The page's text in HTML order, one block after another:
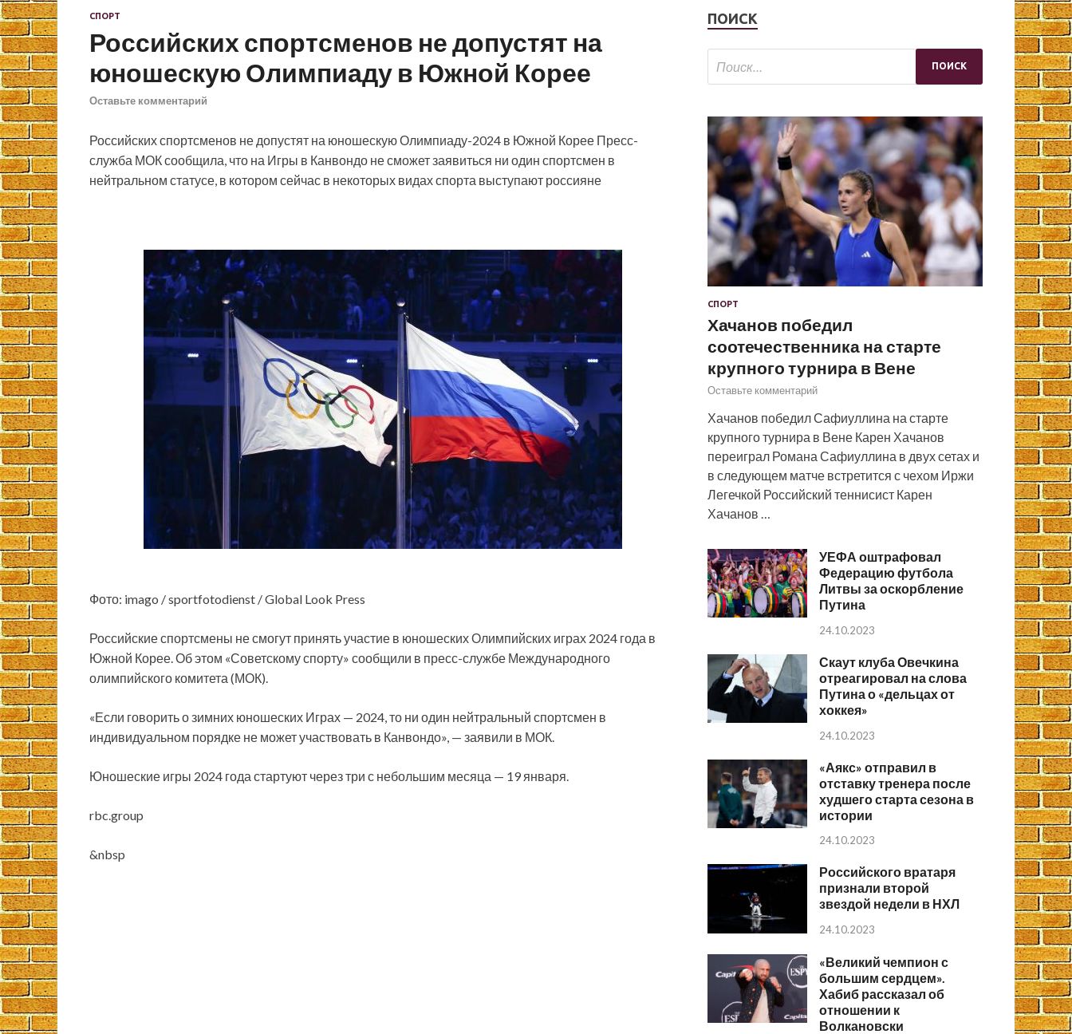
СПОРТ
Российских спортсменов не допустят на
юношескую Олимпиаду в Южной Корее
Оставьте комментарий
Российских спортсменов не допустят на юношескую Олимпиаду-2024 в Южной Корее Пресс-
служба МОК сообщила, что на Игры в Канвондо не сможет заявиться ни один спортсмен в
нейтральном статусе, в котором сейчас в некоторых видах спорта выступают россияне
Фото: imago / sportfotodienst / Global Look Press
Российские спортсмены не смогут принять участие в юношеских Олимпийских играх 2024 года в
Южной Корее. Об этом «Советскому спорту» сообщили в пресс-службе Международного
олимпийского комитета (МОК).
«Если говорить о зимних юношеских Играх — 2024, то ни один нейтральный спортсмен в
индивидуальном порядке не может участвовать в Канвондо», — заявили в МОК.
Юношеские игры 2024 года стартуют через три с небольшим месяца — 19 января.
rbc.group
&nbsp
ПОИСК
СПОРТ
Хачанов победил
соотечественника на старте
крупного турнира в Вене
Оставьте комментарий
Хачанов победил Сафиуллина на старте
крупного турнира в Вене Карен Хачанов
переиграл Романа Сафиуллина в двух сетах и
в следующем матче встретится с чехом Иржи
Легечкой Российский теннисист Карен
Хачанов …
УЕФА оштрафовал
Федерацию футбола
Литвы за оскорбление
Путина
24.10.2023
Скаут клуба Овечкина
отреагировал на слова
Путина о «дельцах от
хоккея»
24.10.2023
«Аякс» отправил в
отставку тренера после
худшего старта сезона в
истории
24.10.2023
Российского вратаря
признали второй
звездой недели в НХЛ
24.10.2023
«Великий чемпион с
большим сердцем».
Хабиб рассказал об
отношении к
Волкановски